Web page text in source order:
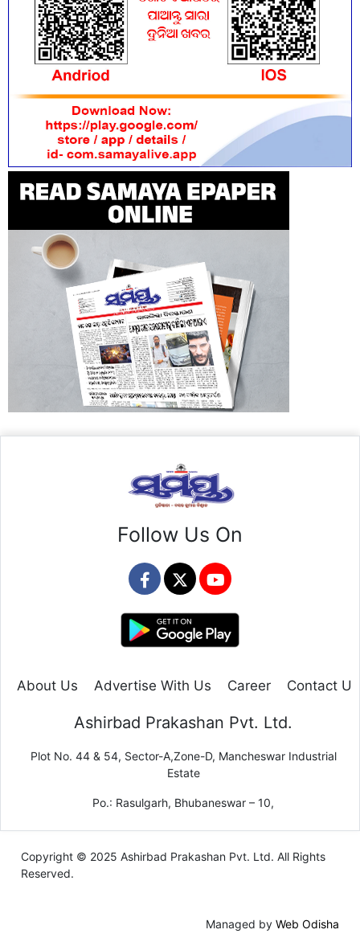
Follow Us On
About Us Advertise With Us Career Contact Us
Ashirbad Prakashan Pvt. Ltd.
Plot No. 44 & 54, Sector-A,Zone-D, Mancheswar Industrial
Estate
Po.: Rasulgarh, Bhubaneswar – 10,
Copyright © 2025 Ashirbad Prakashan Pvt. Ltd. All Rights
Reserved.
Managed by Web Odisha